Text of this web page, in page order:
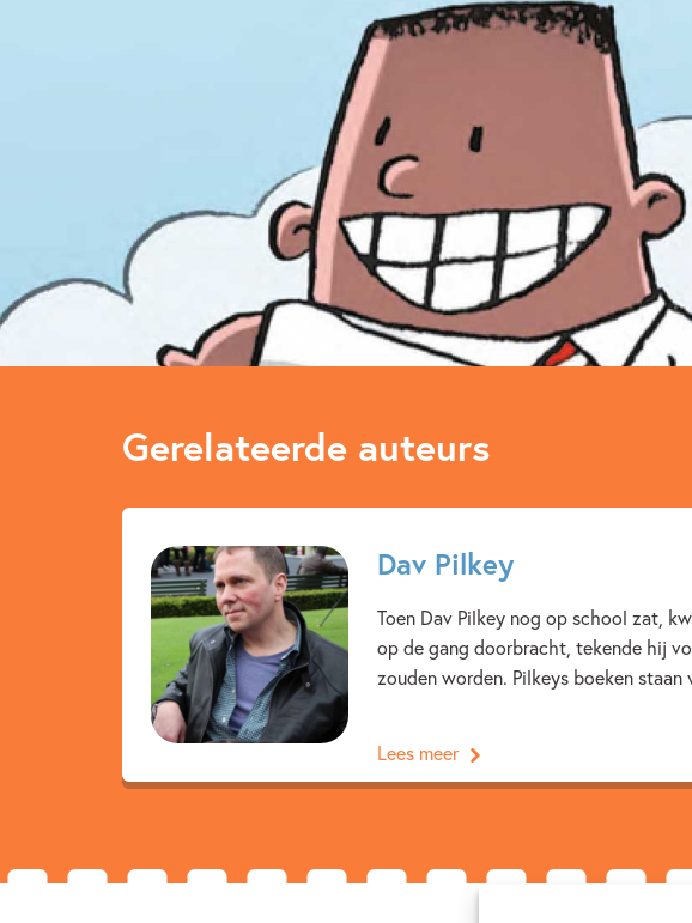
Gerelateerde auteurs
Dav Pilkey
Toen Dav Pilkey nog op school zat,
op de gang doorbracht, tekende hij
zouden worden. Pilkeys boeken staan
Lees meer